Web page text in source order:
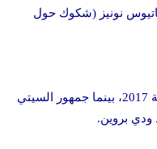
نونيز (شكوك حول
📊 جماهير موناكو تأمل في تكرار ملحمة 2017، بينما جمهور السيتي
ودي بروين.